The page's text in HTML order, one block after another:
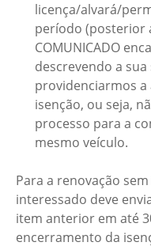
licença/alvará/
período (posterior
COMUNICADO
descrevendo a
providenciarmos a
isenção, ou seja,
processo para a
mesmo veículo.
Para a renovação
interessado deve
item anterior em até
encerramento da